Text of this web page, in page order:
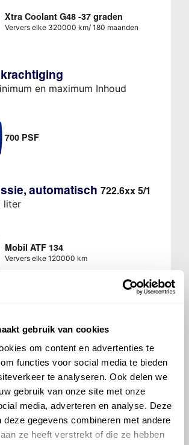
gebruik van cookies
om content en advertenties te
functies voor social media te bieden
te analyseren. Ook delen we
gebruik van onze site met onze
media, adverteren en analyse. Deze
deze gegevens combineren met andere
ze heeft verstrekt of die ze hebben
Xtra Coolant G48 -37 graden
Ververs elke 320000 km/ 180 maanden
en maximum Inhoud
700 PSF
automatisch 722.6xx 5/1
liter
Mobil ATF 134
Ververs elke 120000 km
Ververs elke 120000 km
automatisch, tot en
2834526 zonder
722.9xx 7/1